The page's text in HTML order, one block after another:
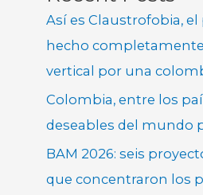
Así es Claustrofobia,
hecho
vertical por una
Colombia, entre los
deseables del mundo
BAM 2026: seis
que concentraron los